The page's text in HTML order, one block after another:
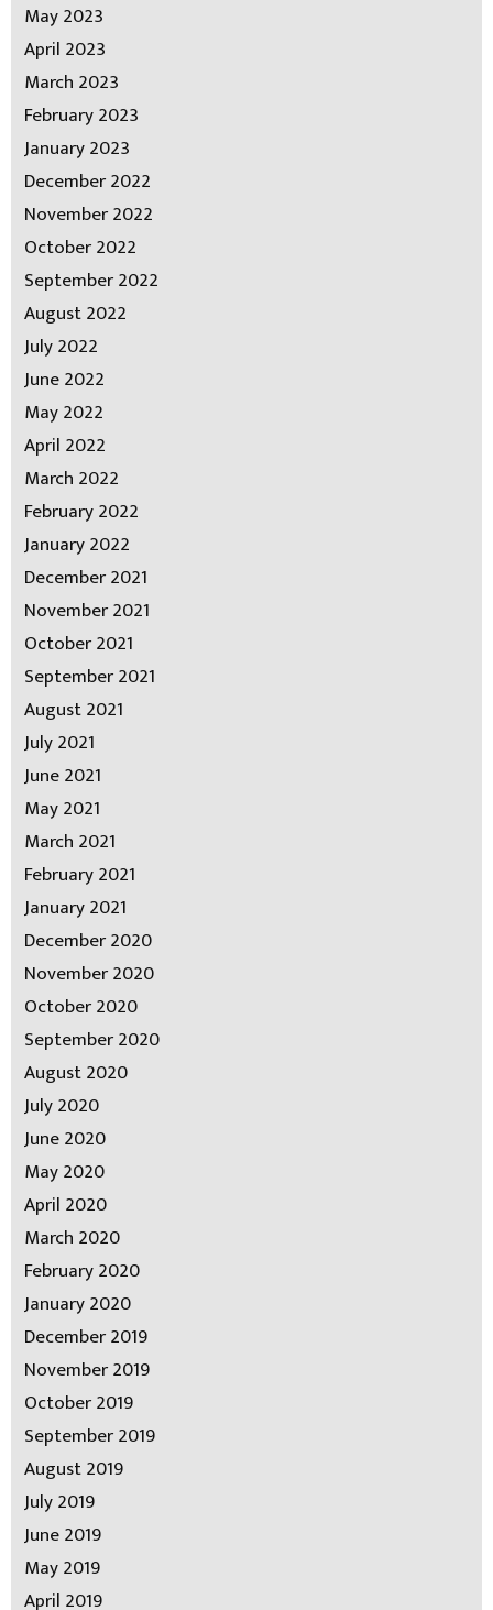
May 2023
April 2023
March 2023
February 2023
January 2023
December 2022
November 2022
October 2022
September 2022
August 2022
July 2022
June 2022
May 2022
April 2022
March 2022
February 2022
January 2022
December 2021
November 2021
October 2021
September 2021
August 2021
July 2021
June 2021
May 2021
March 2021
February 2021
January 2021
December 2020
November 2020
October 2020
September 2020
August 2020
July 2020
June 2020
May 2020
April 2020
March 2020
February 2020
January 2020
December 2019
November 2019
October 2019
September 2019
August 2019
July 2019
June 2019
May 2019
April 2019